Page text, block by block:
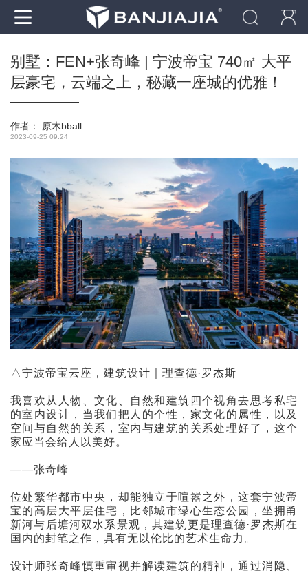
别墅：FEN+张奇峰 | 宁波帝宝 740㎡ 大平
层豪宅，云端之上，秘藏一座城的优雅！
作者： 原木bball
2023-09-25 09:24
△宁波帝宝云座，建筑设计｜理查德·罗杰斯
我喜欢从人物、文化、自然和建筑四个视角去思考私宅
的室内设计，当我们把人的个性，家文化的属性，以及
空间与自然的关系，室内与建筑的关系处理好了，这个
家应当会给人以美好。
——张奇峰
位处繁华都市中央，却能独立于喧嚣之外，这套宁波帝
宝的高层大平层住宅，比邻城市绿心生态公园，坐拥甬
新河与后塘河双水系景观，其建筑更是理查德·罗杰斯在
国内的封笔之作，具有无以伦比的艺术生命力。
设计师张奇峰慎重审视并解读建筑的精神，通过消隐、